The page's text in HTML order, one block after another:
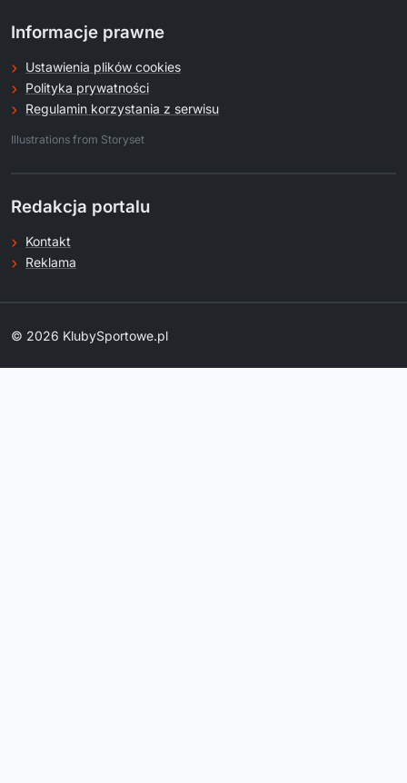
Informacje prawne
Ustawienia plików cookies
Polityka prywatności
Regulamin korzystania z serwisu
Illustrations from Storyset
Redakcja portalu
Kontakt
Reklama
© 2026 KlubySportowe.pl